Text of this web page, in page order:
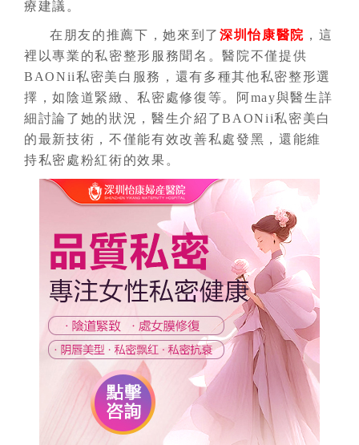
療建議。
在朋友的推薦下，她來到了深圳怡康醫院 ，這
裡以專業的私密整形服務聞名。醫院不僅提供
BAONii私密美白服務，還有多種其他私密整形選
擇，如陰道緊緻、私密處修復等。阿may與醫生詳
細討論了她的狀況，醫生介紹了BAONii私密美白
的最新技術，不僅能有效改善私處發黑，還能維
持私密處粉紅術的效果。